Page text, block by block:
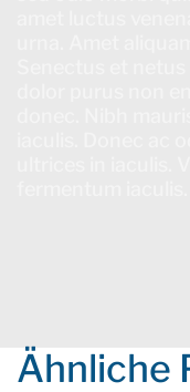
Ähnliche